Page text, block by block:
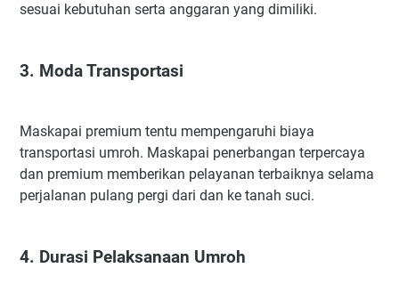
sesuai kebutuhan serta anggaran yang dimiliki.
3. Moda Transportasi
Maskapai premium tentu mempengaruhi biaya
transportasi umroh. Maskapai penerbangan terpercaya
dan premium memberikan pelayanan terbaiknya selama
perjalanan pulang pergi dari dan ke tanah suci.
4. Durasi Pelaksanaan Umroh